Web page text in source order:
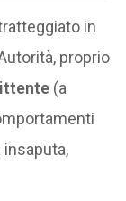
in
proprio
(a
insaputa,